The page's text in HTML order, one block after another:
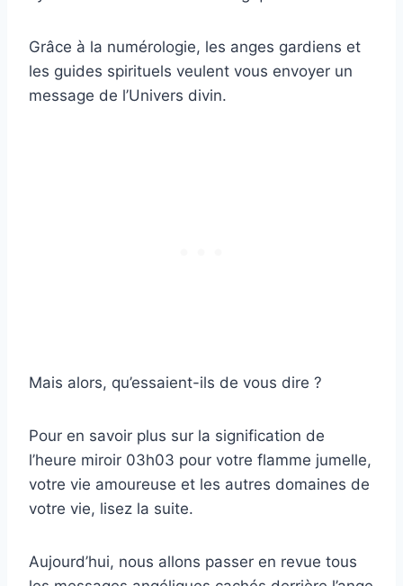
Grâce à la numérologie, les anges gardiens et
les guides spirituels veulent vous envoyer un
message de l’Univers divin.
Mais alors, qu’essaient-ils de vous dire ?
Pour en savoir plus sur la signification de
l’heure miroir 03h03 pour votre flamme jumelle,
votre vie amoureuse et les autres domaines de
votre vie, lisez la suite.
Aujourd’hui, nous allons passer en revue tous